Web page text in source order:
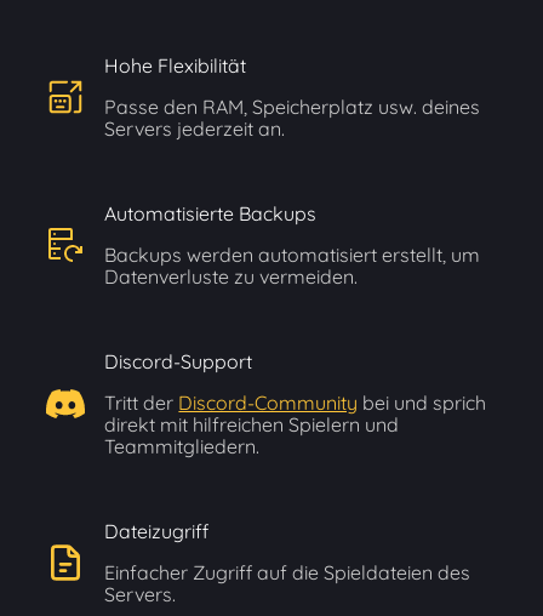
Hohe Flexibilität
Passe den RAM, Speicherplatz usw. deines
Servers jederzeit an.
Automatisierte Backups
Backups werden automatisiert erstellt, um
Datenverluste zu vermeiden.
Discord-Support
Tritt der Discord-Community bei und sprich
direkt mit hilfreichen Spielern und
Teammitgliedern.
Dateizugriff
Einfacher Zugriff auf die Spieldateien des
Servers.